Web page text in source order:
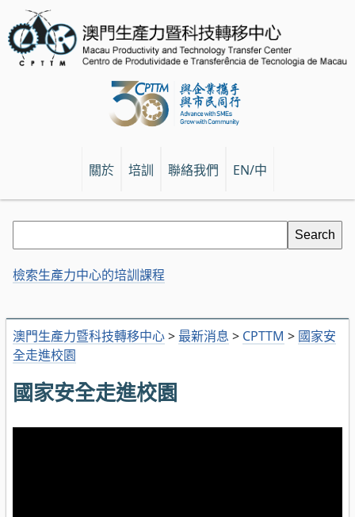
關於 培訓 聯絡我們 EN/中
澳門生產力暨科技轉移中心> 最新消息 > CPTTM > 國家安
全走進校園
國家安全走進校園
檢索生產力中心的培訓課程